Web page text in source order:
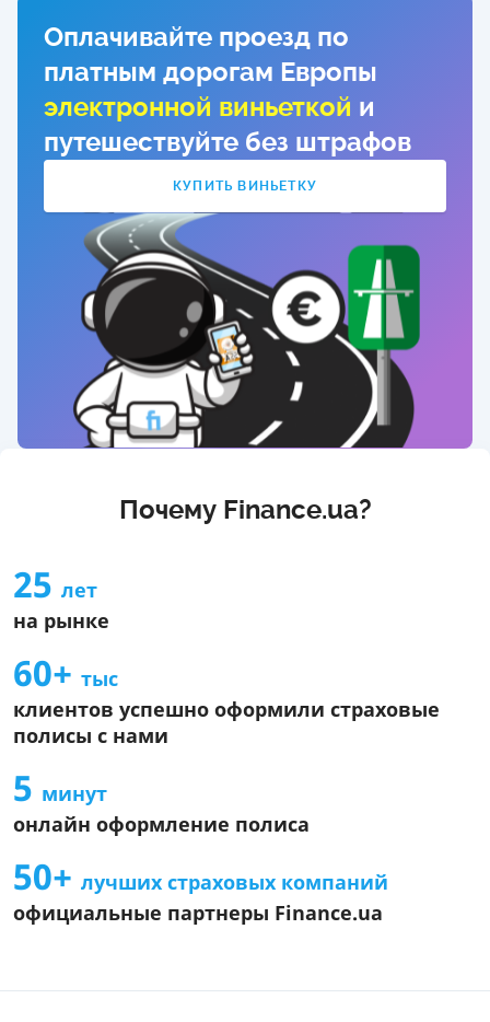
Оплачивайте проезд по
платным дорогам Европы
электронной виньеткой и
путешествуйте без штрафов
КУПИТЬ ВИНЬЕТКУ
Почему Finance.ua?
25 лет
на рынке
60+ тыс
клиентов успешно оформили страховые
полисы с нами
5 минут
онлайн оформление полиса
50+ лучших страховых компаний
официальные партнеры Finance.ua